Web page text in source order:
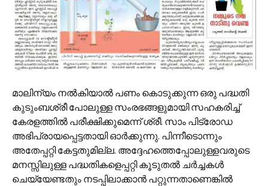
മാലിന്യം നല്‍കിയാൽ പണം കൊടുക്കുന്ന ഒരു പദ്ധതി
കുടുംബശ്രീ പോലുള്ള സംരഭങ്ങളുമായി സഹകരിച്ച്
കേരളത്തില്‍ പരീക്ഷിക്കുമെന്ന് ശ്രീ. സാം പിട്രോഡ
അഭിപ്രായപ്പെട്ടതായി ഓര്‍ക്കുന്നു. പിന്നീടൊന്നും
അതേപ്പറ്റി കേട്ടതുമില്ല. അദ്ദേഹത്തെപ്പോലുള്ളവരുടെ
മനസ്സിലുള്ള പദ്ധതികളെപ്പറ്റി കൂടുതല്‍ ചര്‍ച്ചകള്‍
ചെയ്യേണ്ടതും നടപ്പിലാക്കാന്‍ പറ്റുന്നതാണെങ്കില്‍